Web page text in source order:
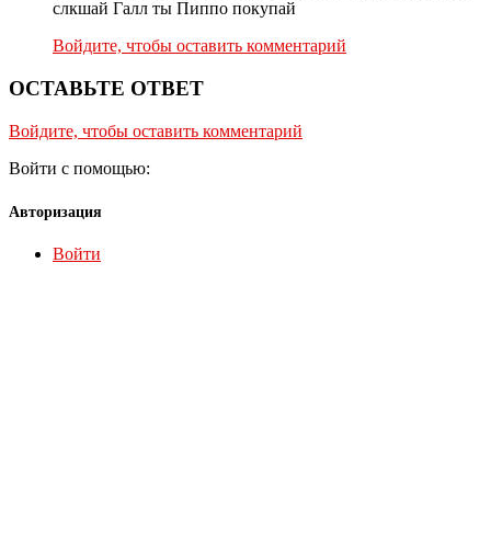
слкшай Галл ты Пиппо покупай
Войдите, чтобы оставить комментарий
ОСТАВЬТЕ ОТВЕТ
Войдите, чтобы оставить комментарий
Войти с помощью:
Авторизация
Войти